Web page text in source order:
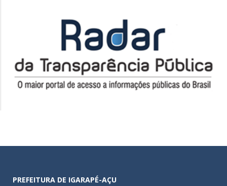
PREFEITURA DE IGARAPÉ-AÇU